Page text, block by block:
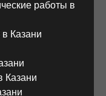
работы в
Казани
Казани